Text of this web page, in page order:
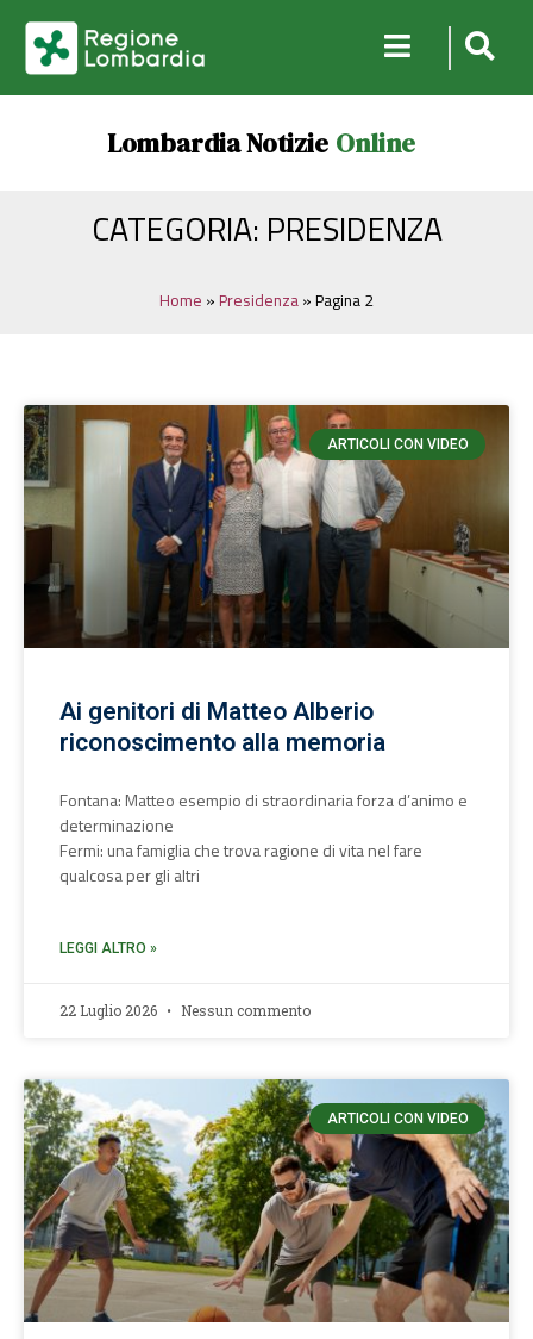
Lombardia Notizie Online
CATEGORIA: PRESIDENZA
Home » Presidenza » Pagina 2
ARTICOLI CON VIDEO
Ai genitori di Matteo Alberio
riconoscimento alla memoria
Fontana: Matteo esempio di straordinaria forza d’animo e
determinazione
Fermi: una famiglia che trova ragione di vita nel fare
qualcosa per gli altri
LEGGI ALTRO »
22 Luglio 2026 Nessun commento
ARTICOLI CON VIDEO